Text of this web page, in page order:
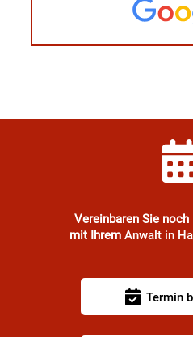
Vereinbaren Sie
mit IhremAnwalt in
Termin